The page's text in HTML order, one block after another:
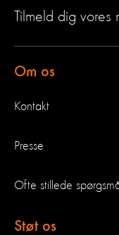
Tilmeld dig vores
Om os
Kontakt
Presse
Ofte stillede
Støt os